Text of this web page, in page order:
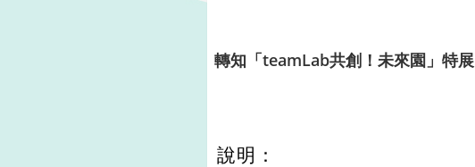
轉知「teamLab共創！未來園」特展
說明：